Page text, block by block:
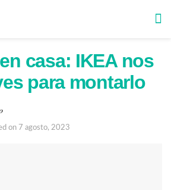
casa: IKEA nos
para montarlo
on 7 agosto, 2023